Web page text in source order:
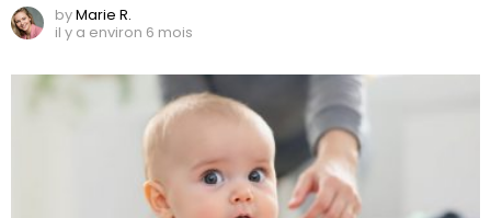
byMarie R.
il y a environ 6 mois